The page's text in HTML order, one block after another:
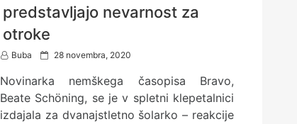
predstavljajo nevarnost za
otroke
Buba
P
s
t
e
d
28 novembra, 2020
Novinarka nemškega časopisa Bravo,
Beate Schöning, se je v spletni klepetalnici
izdajala za dvanajstletno šolarko – reakcije